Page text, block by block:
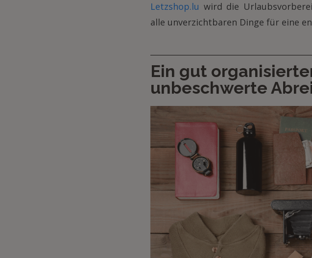
Letzshop.lu wird die
alle unverzichtbaren Dinge für eine
Ein gut
unbeschwerte